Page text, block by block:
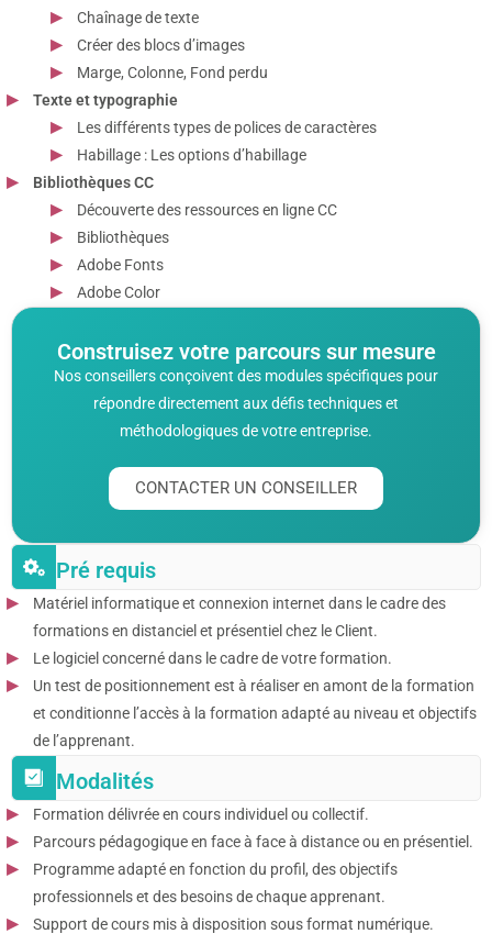
Chaînage de texte
Créer des blocs d’images
Marge, Colonne, Fond perdu
Texte et typographie
Les différents types de polices de caractères
Habillage : Les options d’habillage
Bibliothèques CC
Découverte des ressources en ligne CC
Bibliothèques
Adobe Fonts
Adobe Color
Construisez votre parcours sur mesure
Nos conseillers conçoivent des modules spécifiques pour
répondre directement aux défis techniques et
méthodologiques de votre entreprise.
CONTACTER UN CONSEILLER
Pré requis
Matériel informatique et connexion internet dans le cadre des
formations en distanciel et présentiel chez le Client.
Le logiciel concerné dans le cadre de votre formation.
Un test de positionnement est à réaliser en amont de la formation
et conditionne l’accès à la formation adapté au niveau et objectifs
de l’apprenant.
Modalités
Formation délivrée en cours individuel ou collectif.
Parcours pédagogique en face à face à distance ou en présentiel.
Programme adapté en fonction du profil, des objectifs
professionnels et des besoins de chaque apprenant.
Support de cours mis à disposition sous format numérique.